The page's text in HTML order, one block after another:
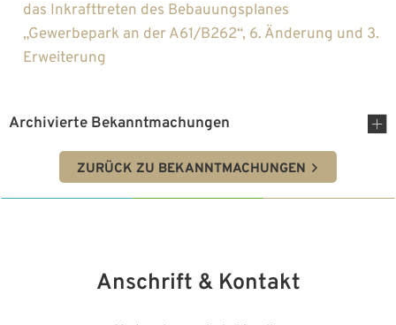
das Inkrafttreten des Bebauungsplanes
„Gewerbepark an der A61/B262“, 6. Änderung und 3.
Erweiterung
Archivierte Bekanntmachungen
ZURÜCK ZU BEKANNTMACHUNGEN
Anschrift & Kontakt